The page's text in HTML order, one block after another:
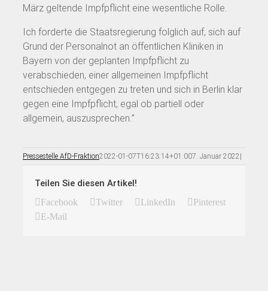
März geltende Impfpflicht eine wesentliche Rolle.
Ich forderte die Staatsregierung folglich auf, sich auf
Grund der Personalnot an öffentlichen Kliniken in
Bayern von der geplanten Impfpflicht zu
verabschieden, einer allgemeinen Impfpflicht
entschieden entgegen zu treten und sich in Berlin klar
gegen eine Impfpflicht, egal ob partiell oder
allgemein, auszusprechen.”
Pressestelle AfD-Fraktion2022-01-07T16:23:14+01:007. Januar 2022 |
Teilen Sie diesen Artikel!
Facebook Twitter LinkedIn
Pinterest
E-Mail